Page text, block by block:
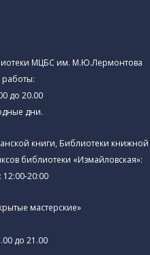
МЦБС им. М.Ю.Лермонтова
до 20.00
дни.
книги, Библиотеки книжной
библиотеки «Измайловская»:
12:00-20:00
мастерские»
до 21.00⁠